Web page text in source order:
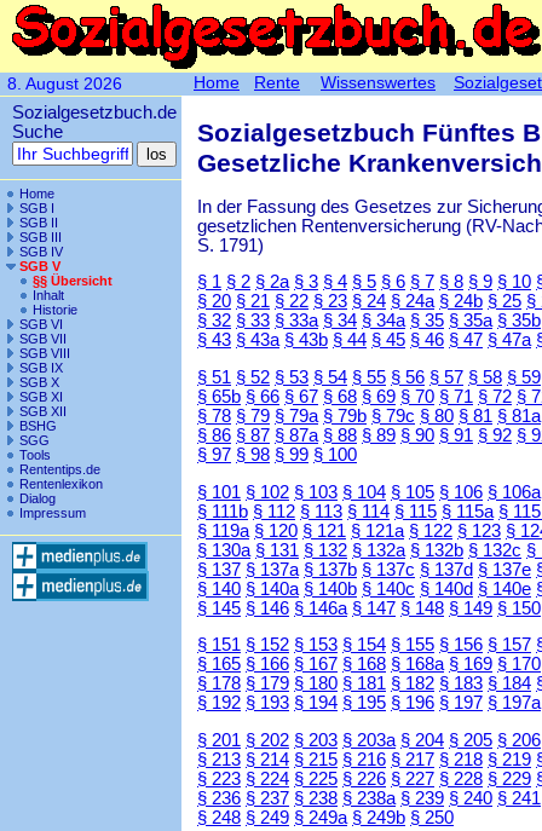
8. August 2026
Sozialgesetzbuch.de
Suche
Home
SGB I
SGB II
SGB III
SGB IV
SGB V
§§ Übersicht
Inhalt
Historie
SGB VI
SGB VII
SGB VIII
SGB IX
SGB X
SGB XI
SGB XII
BSHG
SGG
Tools
Rententips.de
Rentenlexikon
Dialog
Impressum
Sozialgesetzbuch Fünftes
Gesetzliche
In der Fassung des Gesetzes zur
gesetzlichen Rentenversicherung (RV-
S. 1791)
§ 1 § 2 § 2a § 3 § 4 § 5 § 6 § 7 § 8 § 9 § 10
§ 20 § 21 § 22 § 23 § 24 § 24a § 24b § 25 §
§ 32 § 33 § 33a § 34 § 34a § 35 § 35a § 35b
§ 43 § 43a § 43b § 44 § 45 § 46 § 47 § 47a
§ 51 § 52 § 53 § 54 § 55 § 56 § 57 § 58 § 59
§ 65b § 66 § 67 § 68 § 69 § 70 § 71 § 72 §
§ 78 § 79 § 79a § 79b § 79c § 80 § 81 § 81a
§ 86 § 87 § 87a § 88 § 89 § 90 § 91 § 92 §
§ 97 § 98 § 99 § 100
§ 101 § 102 § 103 § 104 § 105 § 106 § 106a
§ 111b § 112 § 113 § 114 § 115 § 115a §
§ 119a § 120 § 121 § 121a § 122 § 123 §
§ 130a § 131 § 132 § 132a § 132b § 132c §
§ 137 § 137a § 137b § 137c § 137d § 137e
§ 140 § 140a § 140b § 140c § 140d § 140e
§ 145 § 146 § 146a § 147 § 148 § 149 § 150
§ 151 § 152 § 153 § 154 § 155 § 156 § 157
§ 165 § 166 § 167 § 168 § 168a § 169 § 170
§ 178 § 179 § 180 § 181 § 182 § 183 § 184
§ 192 § 193 § 194 § 195 § 196 § 197 § 197a
§ 201 § 202 § 203 § 203a § 204 § 205 § 206
§ 213 § 214 § 215 § 216 § 217 § 218 § 219
§ 223 § 224 § 225 § 226 § 227 § 228 § 229
§ 236 § 237 § 238 § 238a § 239 § 240 § 241
§ 248 § 249 § 249a § 249b § 250
Home Rente Wissenswertes